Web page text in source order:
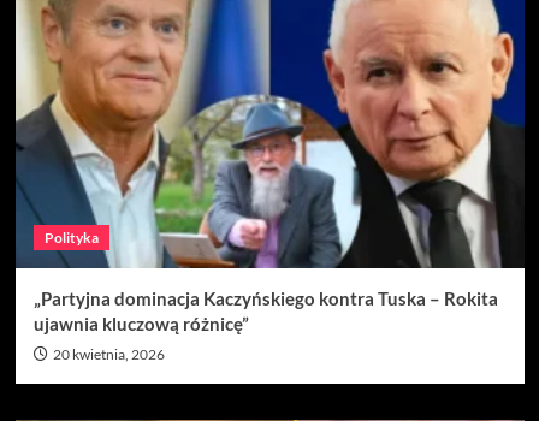
Polityka
„Partyjna dominacja Kaczyńskiego kontra Tuska – Rokita
ujawnia kluczową różnicę”
20 kwietnia, 2026